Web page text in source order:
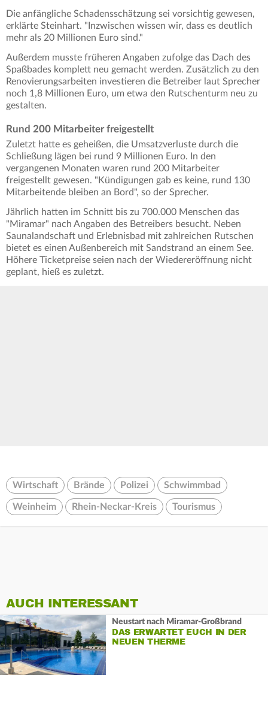
Die anfängliche Schadensschätzung sei vorsichtig gewesen,
erklärte Steinhart. "Inzwischen wissen wir, dass es deutlich
mehr als 20 Millionen Euro sind."
Außerdem musste früheren Angaben zufolge das Dach des
Spaßbades komplett neu gemacht werden. Zusätzlich zu den
Renovierungsarbeiten investieren die Betreiber laut Sprecher
noch 1,8 Millionen Euro, um etwa den Rutschenturm neu zu
gestalten.
Rund 200 Mitarbeiter freigestellt
Zuletzt hatte es geheißen, die Umsatzverluste durch die
Schließung lägen bei rund 9 Millionen Euro. In den
vergangenen Monaten waren rund 200 Mitarbeiter
freigestellt gewesen. "Kündigungen gab es keine, rund 130
Mitarbeitende bleiben an Bord", so der Sprecher.
Jährlich hatten im Schnitt bis zu 700.000 Menschen das
"Miramar" nach Angaben des Betreibers besucht. Neben
Saunalandschaft und Erlebnisbad mit zahlreichen Rutschen
bietet es einen Außenbereich mit Sandstrand an einem See.
Höhere Ticketpreise seien nach der Wiedereröffnung nicht
geplant, hieß es zuletzt.
Wirtschaft Brände Polizei Schwimmbad
Weinheim Rhein-Neckar-Kreis Tourismus
AUCH INTERESSANT
Neustart nach Miramar-Großbrand
DAS ERWARTET EUCH IN DER
NEUEN THERME